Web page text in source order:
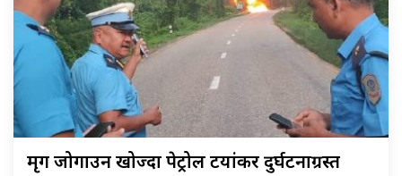
मृग जोगाउन खोज्दा पेट्रोल टयांकर दुर्घटनाग्रस्त